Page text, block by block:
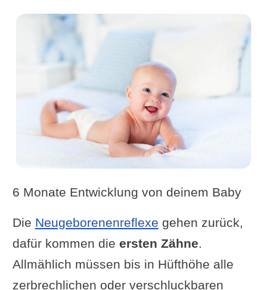
6 Monate Entwicklung von deinem Baby
Die Neugeborenenreflexe gehen zurück,
dafür kommen die ersten Zähne.
Allmählich müssen bis in Hüfthöhe alle
zerbrechlichen oder verschluckbaren